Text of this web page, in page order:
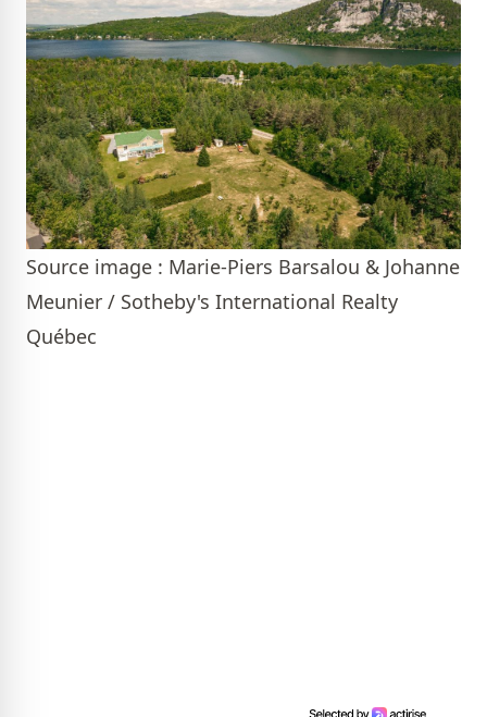
Source image : Marie-Piers Barsalou & Johanne
Meunier / Sotheby's International Realty
Québec